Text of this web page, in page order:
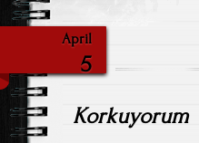
April
5
Korkuyorum